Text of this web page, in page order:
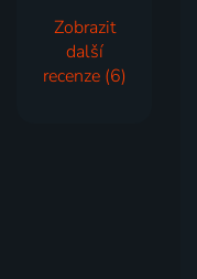
Zobrazit
další
recenze (6)